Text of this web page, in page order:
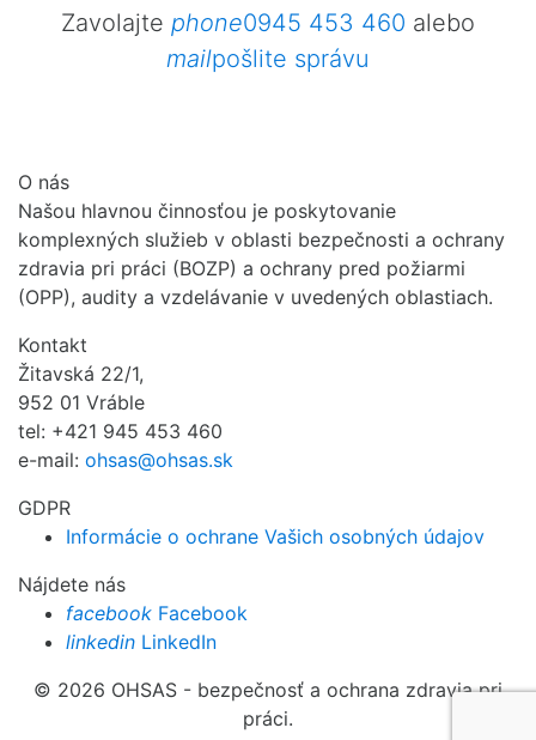
Zavolajte phone0945 453 460 alebo
mailpošlite správu
O nás
Našou hlavnou činnosťou je poskytovanie
komplexných služieb v oblasti bezpečnosti a ochrany
zdravia pri práci (BOZP) a ochrany pred požiarmi
(OPP), audity a vzdelávanie v uvedených oblastiach.
Kontakt
Žitavská 22/1,
952 01 Vráble
tel: +421 945 453 460
e-mail: ohsas@ohsas.sk
GDPR
Informácie o ochrane Vašich osobných údajov
Nájdete nás
facebook Facebook
linkedin LinkedIn
© 2026 OHSAS - bezpečnosť a ochrana zdravia pri
práci.